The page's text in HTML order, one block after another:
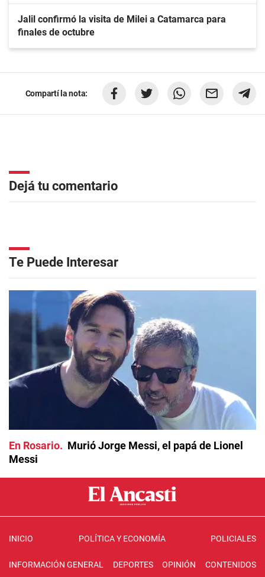
Jalil confirmó la visita de Milei a Catamarca para
finales de octubre
Compartí la nota:
Dejá tu comentario
Te Puede Interesar
En Rosario
Murió Jorge Messi, el papá de Lionel
Messi
INICIO POLÍTICA Y ECONOMÍA POLICIALES
INFORMACIÓN GENERAL DEPORTES OPINIÓN CONTENIDOS